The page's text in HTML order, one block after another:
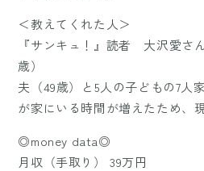
＜教えてくれた人＞
『サンキュ！』読者 大沢愛さ
歳）
夫（49歳）と5人の子どもの7人
が家にいる時間が増えたため、
◎money data◎
月収（手取り） 39万円